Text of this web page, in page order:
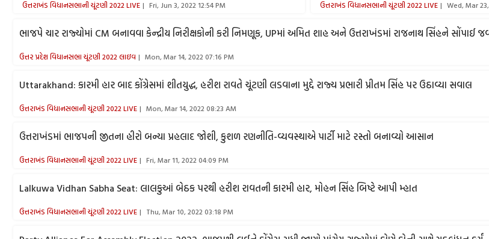
ઉત્તરાખંડ વિધાનસભાની ચૂંટણી 2022 LIVE Fri, Jun 3, 2022 12:54 PM ઉત્તરાખંડ વિધાનસભાની ચૂંટણી 2022 LIVE Wed, Mar
ભાજપે ચાર રાજ્યોમાં CM બનાવવા કેન્દ્રીય નિરીક્ષકોની કરી નિમણૂક, UPમાં અમિત શાહ અને ઉત્તરાખંડમાં રાજનાથ સિંહને સોંપાઈ
ઉત્તર પ્રદેશ વિધાનસભા ચૂંટણી 2022 લાઇવ Mon, Mar 14, 2022 07:16 PM
Uttarakhand: કારમી હાર બાદ કોંગ્રેસમાં શીતયુદ્ધ, હરીશ રાવતે ચૂંટણી લડવાના મુદ્દે રાજ્ય પ્રભારી પ્રીતમ સિંહ પર ઉઠાવ્યા સવાલ
ઉત્તરાખંડ વિધાનસભાની ચૂંટણી 2022 LIVE Mon, Mar 14, 2022 08:23 AM
ઉત્તરાખંડમાં ભાજપની જીતના હીરો બન્યા પ્રહલાદ જોશી, કુશળ રણનીતિ-વ્યવસ્થાએ પાર્ટી માટે રસ્તો બનાવ્યો આસાન
ઉત્તરાખંડ વિધાનસભાની ચૂંટણી 2022 LIVE Fri, Mar 11, 2022 04:09 PM
Lalkuwa Vidhan Sabha Seat: લાલકુઆં બેઠક પરથી હરીશ રાવતની કારમી હાર, મોહન સિંહ બિષ્ટે આપી મ્હાત
ઉત્તરાખંડ વિધાનસભાની ચૂંટણી 2022 LIVE Thu, Mar 10, 2022 03:18 PM